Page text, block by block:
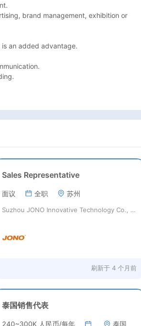
brand management, exhibition or
an added advantage.
Sales Representative
面议 全职 苏州
Suzhou JONO Innovative Technology Co., Ltd
刷新于 4 个月前
泰国销售代表
240~300K 人民币/每年 泰国